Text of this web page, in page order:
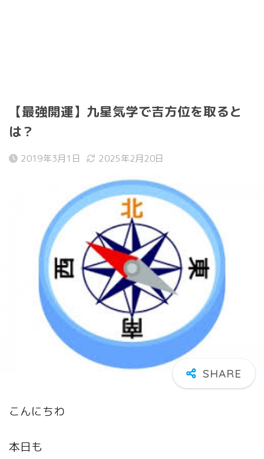
【最強開運】九星気学で吉方位を取ると
は？
2019年3月1日 2025年2月20日
こんにちわ
本日も